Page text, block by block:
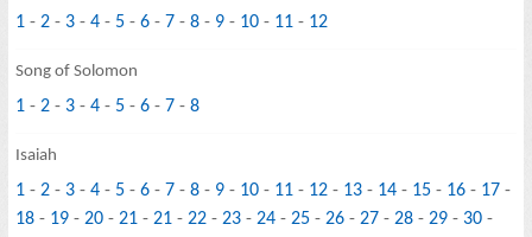
1 -2 - 3 -4 - 5 -6 - 7 -8 - 9 - 10 - 11 - 12
Song of Solomon
1 -2 - 3 -4 - 5 -6 - 7 -8
Isaiah
1 -2 - 3 -4 - 5 -6 - 7 -8 - 9 - 10 - 11 - 12 - 13 - 14 - 15 - 16 - 17 -
18 - 19 -20 -21 -21 -22 -23 -24 -25 -26 -27 -28 -29 - 30 -